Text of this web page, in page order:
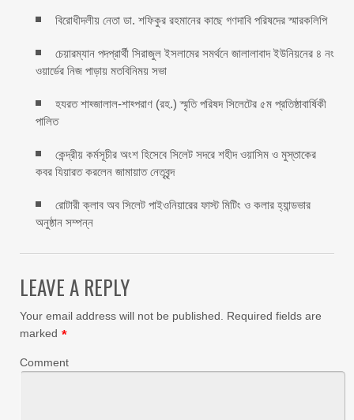
বিরোধীদলীয় নেতা ডা. শফিকুর রহমানের কাছে গণদাবি পরিষদের স্মারকলিপি ‎
চেয়ারম্যান পদপ্রার্থী সিরাজুল ইসলামের সমর্থনে জালালাবাদ ইউনিয়নের ৪ নং
ওয়ার্ডের নিজ পাড়ায় মতবিনিময় সভা
হযরত শাহ্জালাল-শাহ্পরাণ (রহ.) স্মৃতি পরিষদ সিলেটের ৫ম প্রতিষ্ঠাবার্ষিকী
পালিত ‎​
কেন্দ্রীয় কর্মসূচীর অংশ হিসেবে সিলেট সদরে শহীদ ওয়াসিম ও মুস্তাকের
কবর যিয়ারত করলেন জামায়াত নেতৃবৃন্দ ‎
রোটারী ক্লাব অব সিলেট পাইওনিয়ারের ফাস্ট মিটিং ও কলার হ্যান্ডভার
অনুষ্ঠান সম্পন্ন
LEAVE A REPLY
Your email address will not be published.
Required fields are
marked *
Comment